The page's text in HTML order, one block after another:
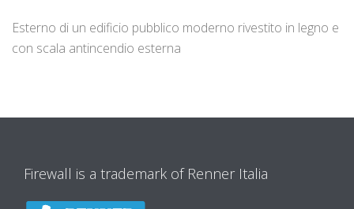
Esterno di un edificio pubblico moderno rivestito in legno e
con scala antincendio esterna
Firewall is a trademark of Renner Italia